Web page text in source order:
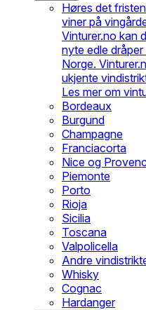
Høres det
viner på
Vinturer.no kan
nyte edle dråper
Norge.
ukjente
Les mer om
Bordeaux
Burgund
Champagne
Franciacorta
Nice og
Piemonte
Porto
Rioja
Sicilia
Toscana
Valpolicella
Andre
Whisky
Cognac
Hardanger